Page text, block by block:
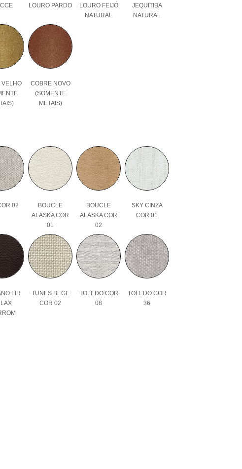
LOURO PARDO
LOURO FEIJÓ
NATURAL
JEQUITIBA
NATURAL
VELHO
COBRE NOVO
(SOMENTE
METAIS)
02
BOUCLE
ALASKA COR
01
BOUCLE
ALASKA COR
02
SKY CINZA
COR 01
FIR
TUNES BEGE
COR 02
TOLEDO COR
08
TOLEDO COR
36